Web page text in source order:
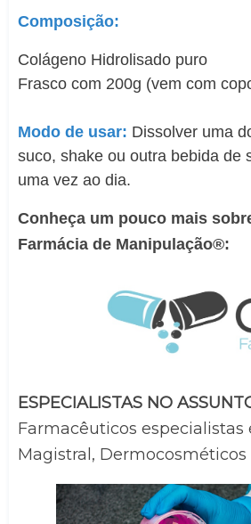
Composição:
Colágeno Hidrolisado puro
Frasco com 200g (vem com
Modo de usar: Dissolver uma
suco, shake ou outra bebida de
uma vez ao dia.
Conheça um pouco mais
Farmácia de Manipulação®:
ESPECIALISTAS NO
Farmacêuticos especialistas
Magistral, Dermocosméticos